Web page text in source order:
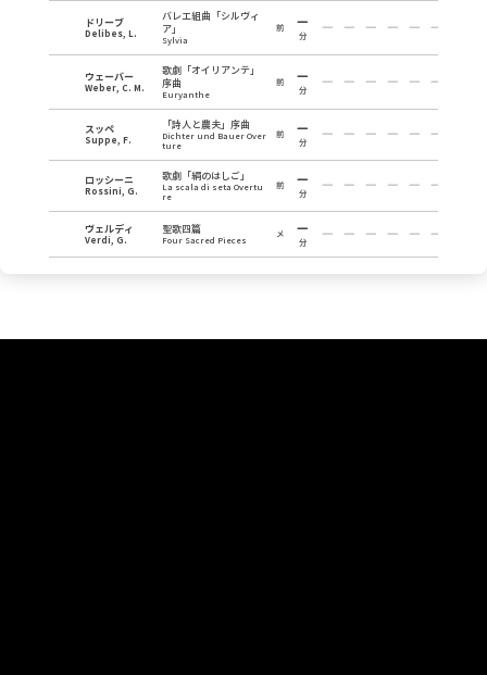
ドリーブ
Delibes, L.
バレエ組曲「シルヴィ
ア」
Sylvia
前
分
ウェーバー
Weber, C. M.
歌劇「オイリアンテ」
序曲
Euryanthe
前
分
スッペ
Suppe, F.
「詩人と農夫」序曲
Dichter und Bauer Over
ture
前
分
ロッシーニ
Rossini, G.
歌劇「絹のはしご」
La scala di seta Overtu
re
前
分
ヴェルディ
Verdi, G.
聖歌四篇
Four Sacred Pieces
メ
分